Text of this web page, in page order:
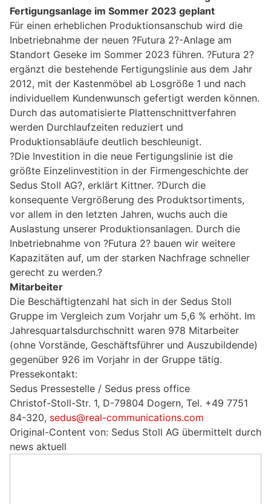
Fertigungsanlage im Sommer 2023 geplant
Für einen erheblichen Produktionsanschub wird die
Inbetriebnahme der neuen ?Futura 2?-Anlage am
Standort Geseke im Sommer 2023 führen. ?Futura 2?
ergänzt die bestehende Fertigungslinie aus dem Jahr
2012, mit der Kastenmöbel ab Losgröße 1 und nach
individuellem Kundenwunsch gefertigt werden können.
Durch das automatisierte Plattenschnittverfahren
werden Durchlaufzeiten reduziert und
Produktionsabläufe deutlich beschleunigt.
?Die Investition in die neue Fertigungslinie ist die
größte Einzelinvestition in der Firmengeschichte der
Sedus Stoll AG?, erklärt Kittner. ?Durch die
konsequente Vergrößerung des Produktsortiments,
vor allem in den letzten Jahren, wuchs auch die
Auslastung unserer Produktionsanlagen. Durch die
Inbetriebnahme von ?Futura 2? bauen wir weitere
Kapazitäten auf, um der starken Nachfrage schneller
gerecht zu werden.?
Mitarbeiter
Die Beschäftigtenzahl hat sich in der Sedus Stoll
Gruppe im Vergleich zum Vorjahr um 5,6 % erhöht. Im
Jahresquartalsdurchschnitt waren 978 Mitarbeiter
(ohne Vorstände, Geschäftsführer und Auszubildende)
gegenüber 926 im Vorjahr in der Gruppe tätig.
Pressekontakt:
Sedus Pressestelle / Sedus press office
Christof-Stoll-Str. 1, D-79804 Dogern, Tel. +49 7751
84-320, sedus@real-communications.com
Original-Content von: Sedus Stoll AG übermittelt durch
news aktuell